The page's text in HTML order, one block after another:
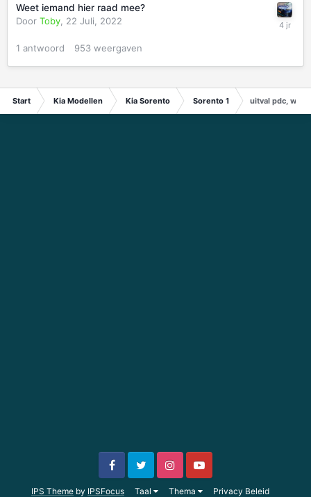
Weet iemand hier raad mee?
Door Toby, 22 Juli, 2022
1 antwoord 953 weergaven
Start Kia Modellen Kia Sorento Sorento 1 uitval pdc, wie
IPS Theme by IPSFocus Taal Thema Privacy Beleid